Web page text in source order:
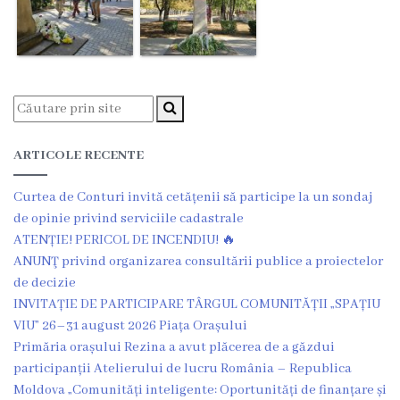
Î.M
,,Servicii
-
Locative”
Î.M
,,
Piața
comercială
a
orașului
ARTICOLE RECENTE
Curtea de Conturi invită cetățenii să participe la un sondaj
de opinie privind serviciile cadastrale
ATENȚIE! PERICOL DE INCENDIU! 🔥
ANUNŢ privind organizarea consultării publice a proiectelor
de decizie
INVITAȚIE DE PARTICIPARE TÂRGUL COMUNITĂȚII „SPAȚIU
VIU” 26–31 august 2026 Piața Orașului
Primăria orașului Rezina a avut plăcerea de a găzdui
participanții Atelierului de lucru România – Republica
Moldova „Comunități inteligente: Oportunități de finanțare și